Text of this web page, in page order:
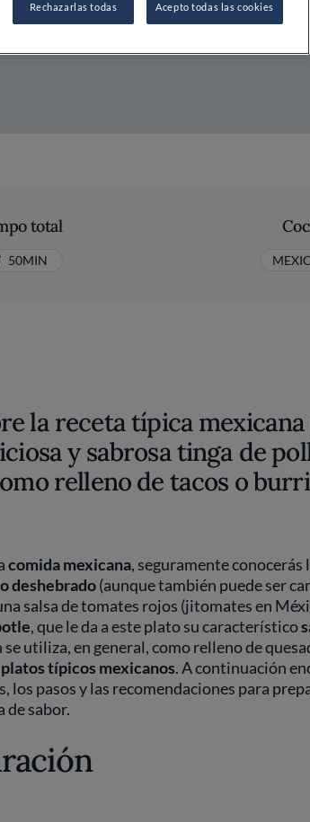
total
50MIN
la receta típica
y sabrosa tinga de
relleno de tacos o
comida mexicana, seguramente
deshebrado(aunque también puede ser
salsa de tomates rojos (jitomates en
, que le da a este plato su característico
utiliza, en general, como relleno de
típicos mexicanos. A continuación
los pasos y las recomendaciones para
de sabor.
Rechazarlas todas Acepto todas las cookies